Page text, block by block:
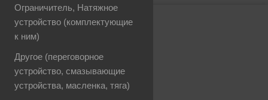
КОНТАКТЫ
Емейл
welcom@tutzip.by
Ограничитель, Натяжное
устройство (комплектующие
к ним)
Другое (переговорное
устройство, смазывающие
устройства, масленка, тяга)